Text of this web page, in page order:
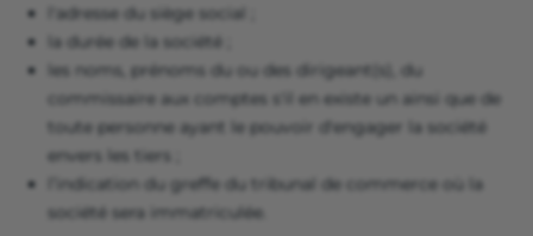
l'adresse du siège social ;
la durée de la société ;
les noms, prénoms du ou des dirigeant(s), du
commissaire aux comptes s'il en existe un ainsi que de
toute personne ayant le pouvoir d'engager la société
envers les tiers ;
l’indication du greffe du tribunal de commerce où la
société sera immatriculée.